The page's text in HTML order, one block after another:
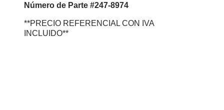
Número de Parte #247-8974
**PRECIO REFERENCIAL CON IVA
INCLUIDO**